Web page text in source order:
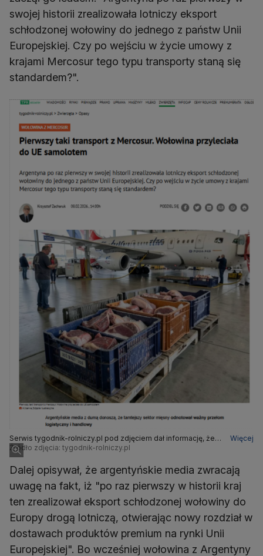
swojej historii zrealizowała lotniczy eksport
schłodzonej wołowiny do jednego z państw Unii
Europejskiej. Czy po wejściu w życie umowy z
krajami Mercosur tego typu transporty staną się
standardem?".
Serwis tygodnik-rolniczy.pl pod zdjęciem dał informację, że
jest ono ilustracyjne i pochodzi z Ai/canva
Więcej
Źródło zdjęcia: tygodnik-rolniczy.pl
Dalej opisywał, że argentyńskie media zwracają
uwagę na fakt, iż "po raz pierwszy w historii kraj
ten zrealizował eksport schłodzonej wołowiny do
Europy drogą lotniczą, otwierając nowy rozdział w
dostawach produktów premium na rynki Unii
Europejskiej". Bo wcześniej wołowina z Argentyny